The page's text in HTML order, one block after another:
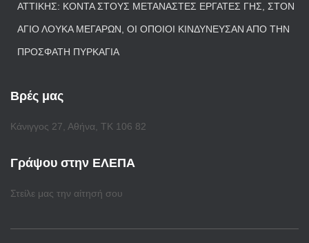
ΑΤΤΙΚΉΣ: ΚΟΝΤΆ ΣΤΟΥΣ ΜΕΤΑΝΆΣΤΕΣ ΕΡΓΆΤΕΣ ΓΗΣ, ΣΤΟΝ
ΆΓΙΟ ΛΟΥΚΆ ΜΕΓΆΡΩΝ, ΟΙ ΟΠΟΊΟΙ ΚΙΝΔΎΝΕΥΣΑΝ ΑΠΌ ΤΗΝ
ΠΡΌΣΦΑΤΗ ΠΥΡΚΑΓΙΆ
Βρές μας
Κάνιγγος 27, Αθήνα, ΤΚ 106 82
Γράψου στην ΕΛΕΠΑ
Στείλε μας την αίτησή σου